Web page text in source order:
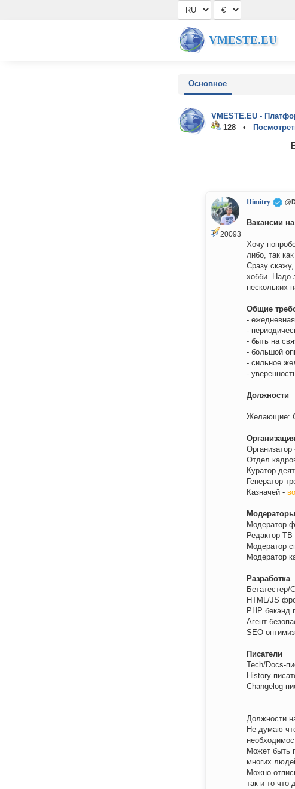
VMESTE.EU
Основное
VMESTE.EU -
128 •
20093
Dimitry
Вакансии
Хочу
либо, так
Сразу
хобби. Надо
нескольких
Общие
-
-
- быть на
- большой
- сильное
-
Должности
Желающие:
Организация
Организатор
Отдел
Куратор
Генератор
Казначей -
Модератор
Редактор ТВ
Модератор
Модератор
Разработка
HTML/JS
PHP бекэнд
Агент
SEO
Писатели
Tech/Docs-
History-
Changelog-
Должности
Не думаю
Может быть
многих
Можно
так и то что